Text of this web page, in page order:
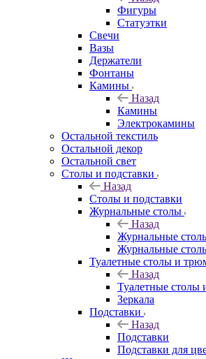
Фигуры
Статуэтки
Свечи
Вазы
Держатели
Фонтаны
Камины
Назад
Камины
Электрокамины
Остальной текстиль
Остальной декор
Остальной свет
Столы и подставки
Назад
Столы и подставки
Журнальные столы
Назад
Журнальные
Журнальные
Туалетные столы и
Назад
Туалетные столы
Зеркала
Подставки
Назад
Подставки
Подставки для